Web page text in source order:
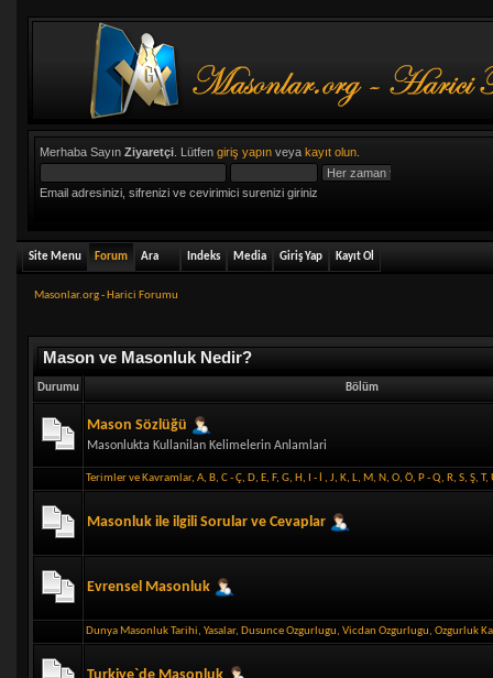
Merhaba Sayın Ziyaretçi. Lütfen giriş yapınveya kayıt olun.
Email adresinizi, sifrenizi ve cevirimici surenizi giriniz
Site Menu Forum Ara Indeks Media Giriş Yap Kayıt Ol
Masonlar.org - Harici Forumu
Mason ve Masonluk Nedir?
Durumu Bölüm
Mason Sözlüğü
Masonlukta Kullanilan Kelimelerin Anlamlari
Terimler ve Kavramlar, A, B, C - Ç, D, E, F, G, H , I - İ , J, K, L, M, N, O, Ö, P - Q, R, S, Ş, T,
Masonluk ile ilgili Sorular ve Cevaplar
Evrensel Masonluk
Dunya Masonluk Tarihi, Yasalar, Dusunce Ozgurlugu, Vicdan Ozgurlugu, Ozgurluk
Turkiye`de Masonluk